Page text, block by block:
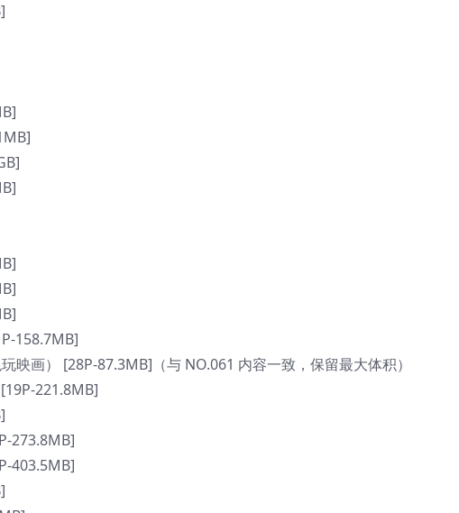
158.7MB]
映画） [28P-87.3MB]（与 NO.061 内容一致，保留最大体积）
221.8MB]
273.8MB]
403.5MB]